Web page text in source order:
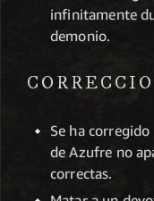
infinitamente
demonio.
Se ha
de Azufre no
correctas.